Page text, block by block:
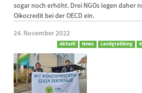
sogar noch erhöht. Drei NGOs legen daher
Oikocredit bei der OECD ein.
24. November 2022
Aktuell News Landgrabbing